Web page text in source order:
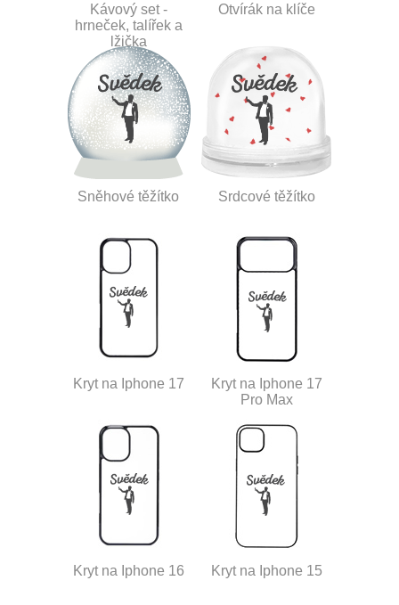
Kávový set -
hrneček, talířek a
lžička
Otvírák na klíče
Sněhové těžítko Srdcové těžítko
Kryt na Iphone 17
Kryt na Iphone 17
Pro Max
Kryt na Iphone 16 Kryt na Iphone 15